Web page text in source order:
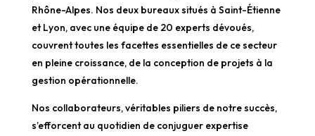
Rhône-Alpes. Nos deux bureaux situés à Saint-Étienne
et Lyon, avec une équipe de 20 experts dévoués,
couvrent toutes les facettes essentielles de ce secteur
en pleine croissance, de la conception de projets à la
gestion opérationnelle.
Nos collaborateurs, véritables piliers de notre succès,
s’efforcent au quotidien de conjuguer expertise